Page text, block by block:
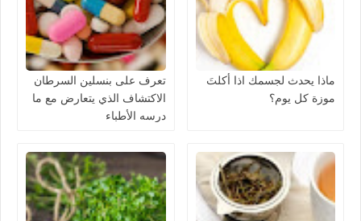
ماذا يحدث لجسمك اذا أكلتَ
موزة كل يوم؟
تعرف على بنسلين السرطان
الاكتشاف الذي يتعارض مع ما
درسه الأطباء